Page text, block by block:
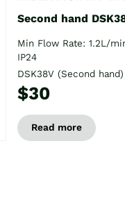
Second hand
Min Flow Rate: 1.2L/
IP24
DSK38V (Second hand)
$30
Read more